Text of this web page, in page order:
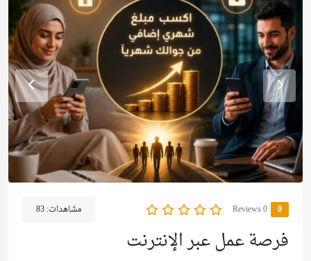
0
0 Reviews مشاهدات:83
فرصة عمل عبر الإنترنت